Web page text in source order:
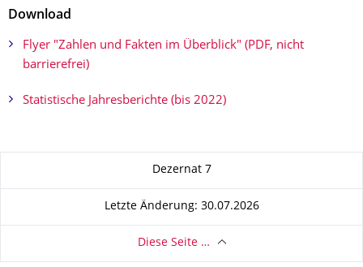
Download
Flyer "Zahlen und Fakten im Überblick" (PDF, nicht
barrierefrei)
Statistische Jahresberichte (bis 2022)
Dezernat 7
Letzte Änderung: 30.07.2026
Diese Seite …